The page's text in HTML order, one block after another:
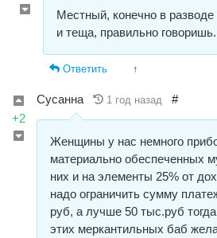
Местный, конечно в
и теща, правильно говоришь.
Ответить ↑
+2
Сусанна 1 год назад #
Женщины у нас немного
материально обеспеченных
них и на элементы 25% от
надо ограничить сумму
руб, а лучше 50 тыс.руб
этих меркантильных баб